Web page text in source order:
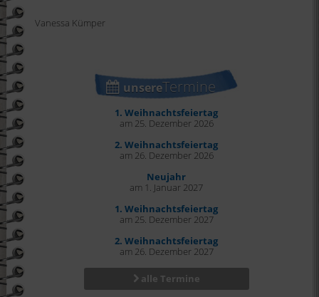
Vanessa Kümper
unsereTermine
1. Weihnachtsfeiertag
am 25. Dezember 2026
2. Weihnachtsfeiertag
am 26. Dezember 2026
Neujahr
am 1. Januar 2027
1. Weihnachtsfeiertag
am 25. Dezember 2027
2. Weihnachtsfeiertag
am 26. Dezember 2027
alle Termine